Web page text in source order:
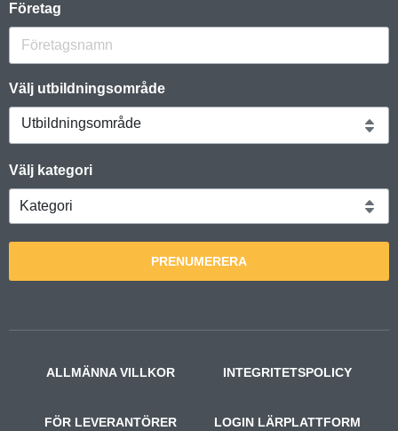
Företag
Välj utbildningsområde
Utbildningsområde
Välj kategori
PRENUMERERA
ALLMÄNNA VILLKOR INTEGRITETSPOLICY
FÖR LEVERANTÖRER LOGIN LÄRPLATTFORM